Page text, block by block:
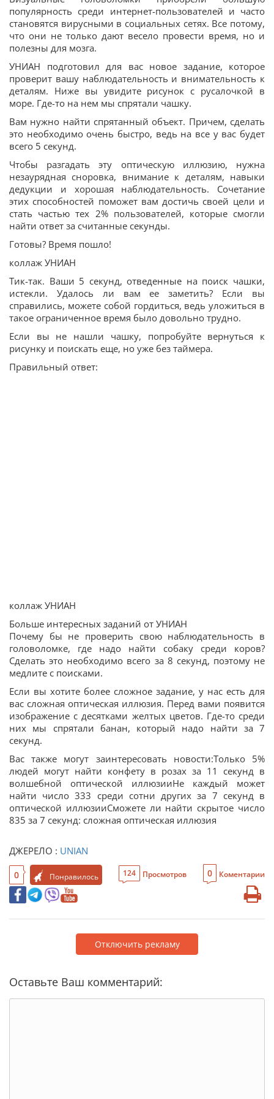
популярность среди интернет-пользователей и часто
становятся вирусными в социальных сетях. Все потому,
что они не только дают весело провести время, но и
полезны для мозга.
УНИАН подготовил для вас новое задание, которое
проверит вашу наблюдательность и внимательность к
деталям. Ниже вы увидите рисунок с русалочкой в
море. Где-то на нем мы спрятали чашку.
Вам нужно найти спрятанный объект. Причем, сделать
это необходимо очень быстро, ведь на все у вас будет
всего 5 секунд.
Чтобы разгадать эту оптическую иллюзию, нужна
незаурядная сноровка, внимание к деталям, навыки
дедукции и хорошая наблюдательность. Сочетание
этих способностей поможет вам достичь своей цели и
стать частью тех 2% пользователей, которые смогли
найти ответ за считанные секунды.
Готовы? Время пошло!
коллаж УНИАН
Тик-так. Ваши 5 секунд, отведенные на поиск чашки,
истекли. Удалось ли вам ее заметить? Если вы
справились, можете собой гордиться, ведь уложиться в
такое ограниченное время было довольно трудно.
Если вы не нашли чашку, попробуйте вернуться к
рисунку и поискать еще, но уже без таймера.
Правильный ответ:
коллаж УНИАН
Больше интересных заданий от УНИАН
Почему бы не проверить свою наблюдательность в
головоломке, где надо найти собаку среди коров?
Сделать это необходимо всего за 8 секунд, поэтому не
медлите с поисками.
Если вы хотите более сложное задание, у нас есть для
вас сложная оптическая иллюзия. Перед вами появится
изображение с десятками желтых цветов. Где-то среди
них мы спрятали банан, который надо найти за 7
секунд.
Вас также могут заинтересовать новости:Только 5%
людей могут найти конфету в розах за 11 секунд в
волшебной оптической иллюзииНе каждый может
найти число 333 среди сотни других за 7 секунд в
оптической иллюзииСможете ли найти скрытое число
835 за 7 секунд: сложная оптическая иллюзия
ДЖЕРЕЛО : UNIAN
0 Понравилось 124 Просмотров 0 Коментарии
Отключить рекламу
Оставьте Ваш комментарий: